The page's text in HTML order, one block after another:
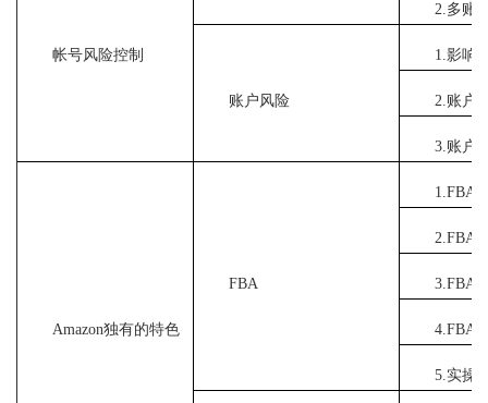
帐号风险控制
2.多账
账户风险
1.影响
2.账户
3.账户
Amazon独有的特色
FBA
1.FBA
2.FBA
3.FBA
4.FBA
5.实操